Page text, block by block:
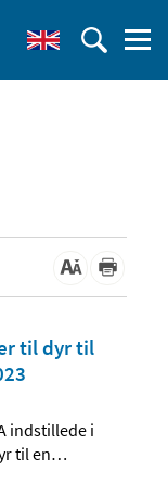
til dyr til
indstillede i
til en…